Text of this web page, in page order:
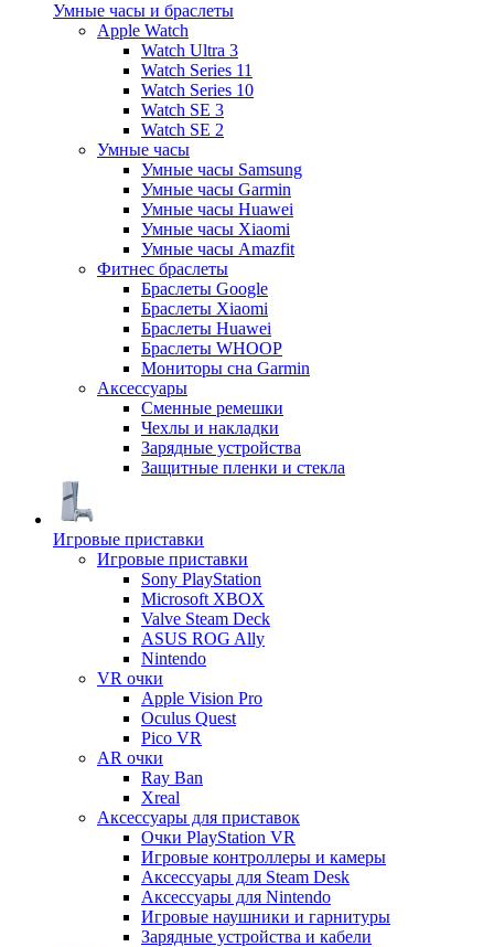
Умные часы и браслеты
Apple Watch
Watch Ultra 3
Watch Series 11
Watch Series 10
Watch SE 3
Watch SE 2
Умные часы
Умные часы Samsung
Умные часы Garmin
Умные часы Huawei
Умные часы Xiaomi
Умные часы Amazfit
Фитнес браслеты
Браслеты Google
Браслеты Xiaomi
Браслеты Huawei
Браслеты WHOOP
Мониторы сна Garmin
Аксессуары
Сменные ремешки
Чехлы и накладки
Зарядные устройства
Защитные пленки и стекла
Игровые приставки
Игровые приставки
Sony PlayStation
Microsoft XBOX
Valve Steam Deck
ASUS ROG Ally
Nintendo
VR очки
Apple Vision Pro
Oculus Quest
Pico VR
AR очки
Ray Ban
Xreal
Аксессуары для приставок
Очки PlayStation VR
Игровые контроллеры и камеры
Аксессуары для Steam Desk
Аксессуары для Nintendo
Игровые наушники и гарнитуры
Зарядные устройства и кабели